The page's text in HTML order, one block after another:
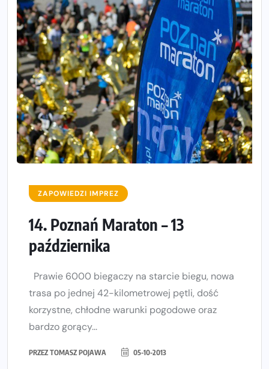
ZAPOWIEDZI IMPREZ
14. Poznań Maraton – 13
października
Prawie 6000 biegaczy na starcie biegu, nowa
trasa po jednej 42-kilometrowej pętli, dość
korzystne, chłodne warunki pogodowe oraz
bardzo gorący...
PRZEZ TOMASZ POJAWA 05-10-2013